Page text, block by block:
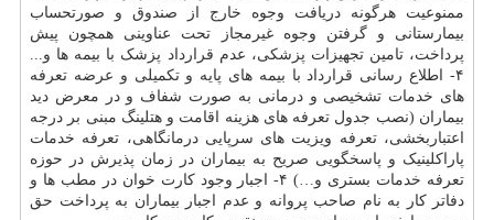
ممنوعیت هرگونه دریافت وجوه خارج از صندوق و صورتحساب
بیمارستانی و گرفتن وجوه غیرمجاز تحت عناوینی همچون پیش
پرداخت، تامین تجهیزات پزشکی، عدم قرارداد پزشک با بیمه ها و...
۴- اطلاع رسانی قرارداد با بیمه های پایه و تکمیلی و عرضه تعرفه
های خدمات تشخیصی و درمانی به صورت شفاف و در معرض دید
بیماران (نصب جدول تعرفه های هزینه اقامت و هتلینگ مبنی بر درجه
اعتباربخشی، تعرفه ویزیت های سرپایی درمانگاهی، تعرفه خدمات
پاراکلینیک و پاسخگویی صریح به بیماران در زمان پذیرش در حوزه
تعرفه خدمات بستری و…) ۴- اجبار وجود کارت خوان در مطب ها و
دفاتر کار به نام صاحب پروانه و عدم اجبار بیماران به پرداخت حق